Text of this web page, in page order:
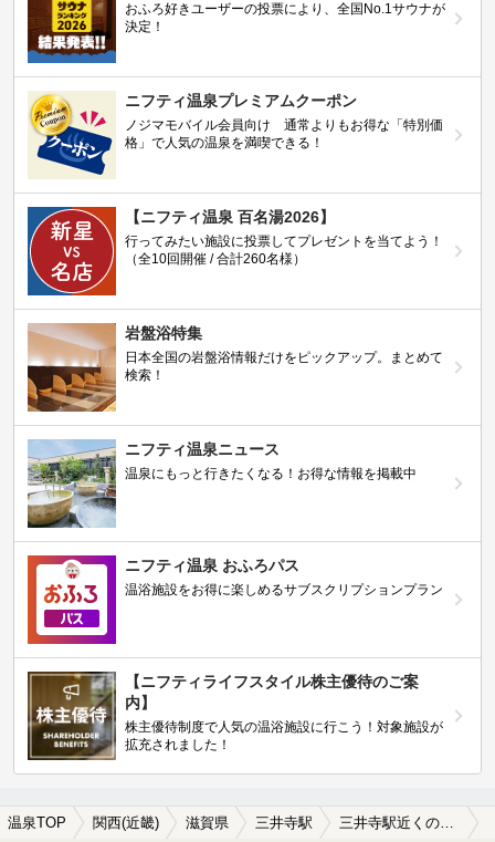
おふろ好きユーザーの投票により、全国No.1サウナが
決定！
ニフティ温泉プレミアムクーポン
ノジマモバイル会員向け 通常よりもお得な「特別価
格」で人気の温泉を満喫できる！
【ニフティ温泉 百名湯2026】
行ってみたい施設に投票してプレゼントを当てよう！
（全10回開催 / 合計260名様）
岩盤浴特集
日本全国の岩盤浴情報だけをピックアップ。まとめて
検索！
ニフティ温泉ニュース
温泉にもっと行きたくなる！お得な情報を掲載中
ニフティ温泉 おふろパス
温浴施設をお得に楽しめるサブスクリプションプラン
【ニフティライフスタイル株主優待のご案
内】
株主優待制度で人気の温浴施設に行こう！対象施設が
拡充されました！
温泉TOP 関西(近畿) 滋賀県 三井寺駅 三井寺駅近くの温泉宿・温泉旅館・ホテルおすすめ(2026年版)